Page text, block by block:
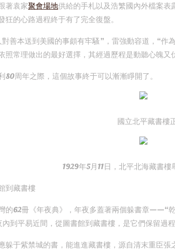
著袁家聚會場地供給的手札以及浩繁國內外檔案
狂的心路過程終于有了完全復盤。
對善本送到美國的事頗有牢騷”，雷強動容道，“作
照常理做出的最好選擇，其經過歷程是動聽心魄
80周年之際，這個故事終于可以漸漸睜開了。
國立北平藏書樓
1929年5月11日，北平北海藏書樓
到藏書樓
的62冊《年夜典》，年夜多蓋著兩個躲書章——“
到平易近間，從圖書館到藏書樓，是它們保留過
躲于紫禁城的書，能進進藏書樓，源自清末重臣張